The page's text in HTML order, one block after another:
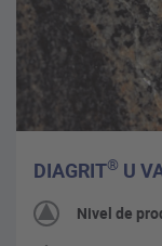
DIAGRIT® U
Nivel de